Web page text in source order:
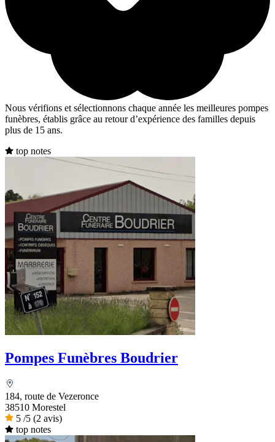
Nous vérifions et sélectionnons chaque année les meilleures pompes
funèbres, établis grâce au retour d’expérience des familles depuis
plus de 15 ans.
top notes
Pompes Funèbres Boudrier
184, route de Vezeronce
38510 Morestel
5 /5 (2 avis)
top notes